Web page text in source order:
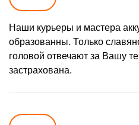
Наши курьеры и мастера
образованны. Только
головой отвечают за Вашу
застрахована.